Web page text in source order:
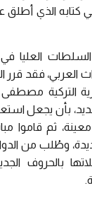
كتابه الذي
العليا في
العربي، فقد
التركية مصطفى
بأن يجعل
معينة، ثم قاموا
وطُلب من
بالحروف